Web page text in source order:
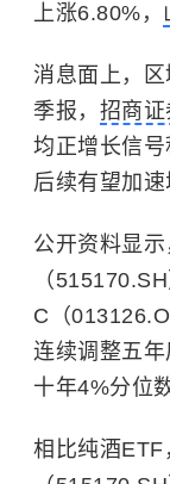
上涨6.80%，
消息面上，
季报， 招商证
均正增长信号
后续有望加速
公开资料显
（
C（
连续调整五
十年4%分位
相比纯酒ETF